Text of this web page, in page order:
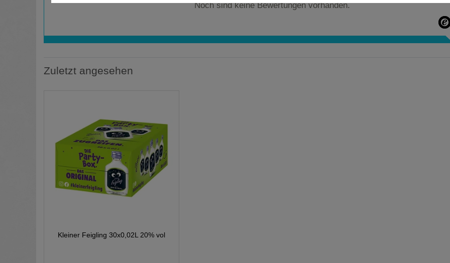
Noch sind keine Bewertungen vorhanden.
Zuletzt angesehen
Kleiner Feigling 30x0,02L 20% vol